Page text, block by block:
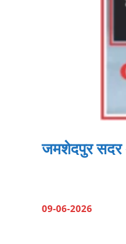
जमशेदपुर सदर
09-06-2026